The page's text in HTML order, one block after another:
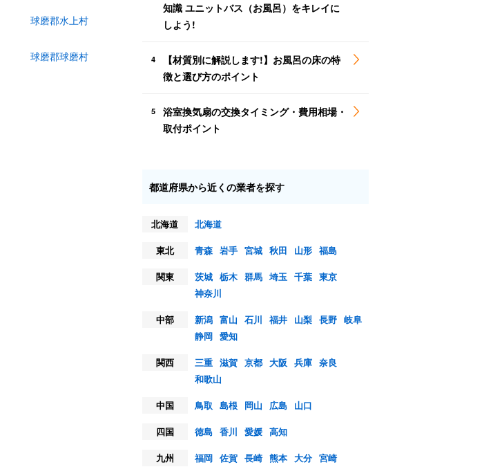
球磨郡水上村
球磨郡球磨村
知識 ユニットバス（お風呂）をキレイに
しよう!
4
【材質別に解説します!】お風呂の床の特
徴と選び方のポイント
5
浴室換気扇の交換タイミング・費用相場・
取付ポイント
都道府県から近くの業者を探す
北海道
北海道
東北
青森 岩手 宮城 秋田 山形 福島
関東
茨城 栃木 群馬 埼玉 千葉 東京
神奈川
中部
新潟 富山 石川 福井 山梨 長野 岐阜
静岡 愛知
関西
三重 滋賀 京都 大阪 兵庫 奈良
和歌山
中国
鳥取 島根 岡山 広島
山口
四国
徳島 香川 愛媛 高知
九州
福岡 佐賀 長崎 熊本 大分 宮崎